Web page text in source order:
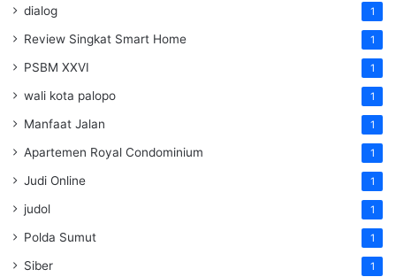
dialog 1
Review Singkat Smart Home 1
PSBM XXVI 1
wali kota palopo 1
Manfaat Jalan 1
Apartemen Royal Condominium 1
Judi Online 1
judol 1
Polda Sumut 1
Siber 1